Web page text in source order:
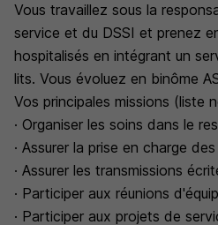
Vous travaillez sous la
service et du DSSI et prenez
hospitalisés en intégrant un
lits. Vous évoluez en binôme
Vos principales missions (liste
· Organiser les soins dans le
· Assurer la prise en charge
· Assurer les transmissions
· Participer aux réunions
· Participer aux projets de